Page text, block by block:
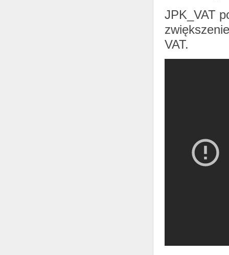
JPK_VAT
VAT.